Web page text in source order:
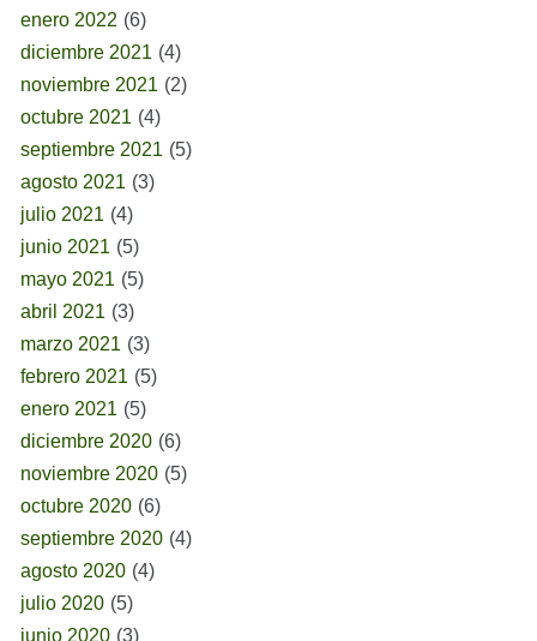
enero 2022 (6)
diciembre 2021 (4)
noviembre 2021 (2)
octubre 2021 (4)
septiembre 2021 (5)
agosto 2021 (3)
julio 2021 (4)
junio 2021 (5)
mayo 2021 (5)
abril 2021 (3)
marzo 2021 (3)
febrero 2021 (5)
enero 2021 (5)
diciembre 2020 (6)
noviembre 2020 (5)
octubre 2020 (6)
septiembre 2020 (4)
agosto 2020 (4)
julio 2020 (5)
junio 2020 (3)